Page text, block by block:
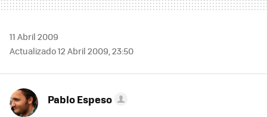
11 Abril 2009
Actualizado 12 Abril 2009, 23:50
Pablo Espeso